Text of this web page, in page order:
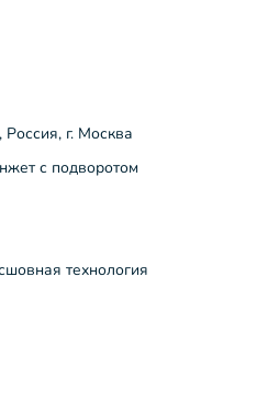
г. Москва
с подворотом
технология